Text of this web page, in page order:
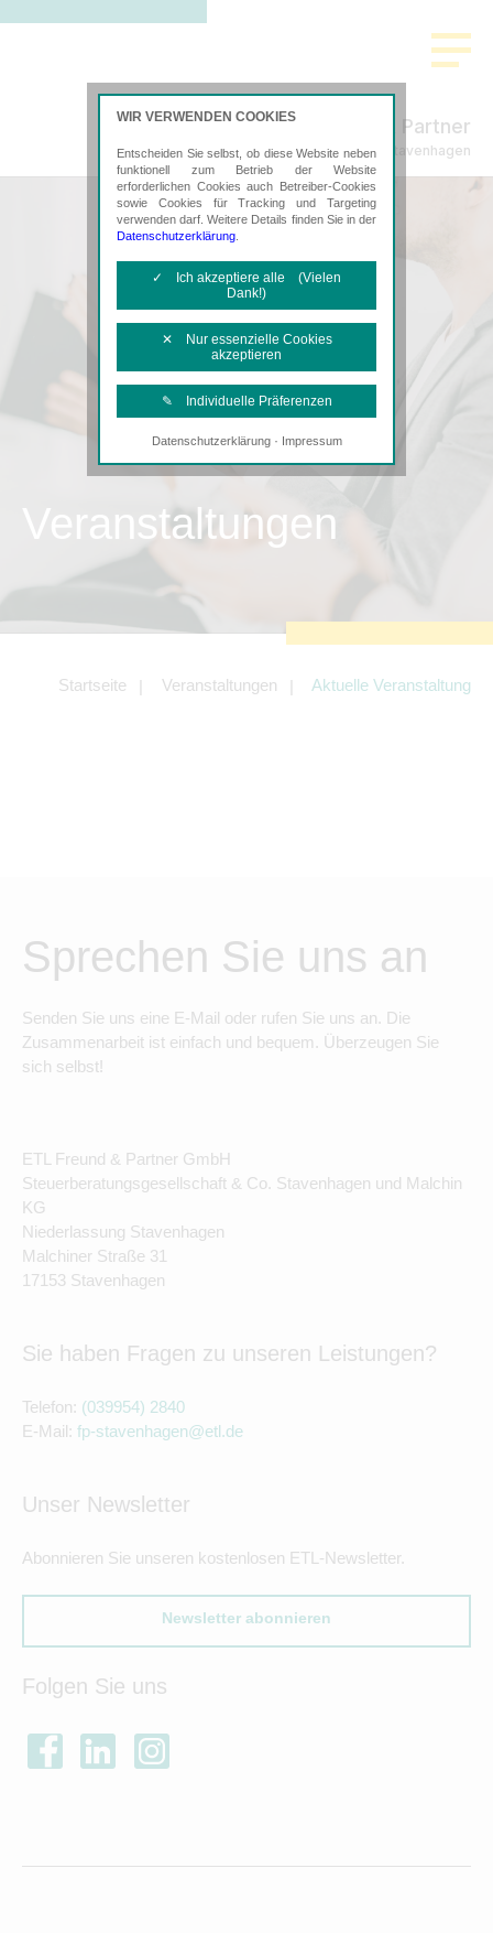
Freund & Partner
Steuerberatung in Stavenhagen
Veranstaltungen
Startseite Veranstaltungen Aktuelle Veranstaltung
Sprechen Sie uns an
Senden Sie uns eine E-Mail oder rufen Sie uns an. Die
Zusammenarbeit ist einfach und bequem. Überzeugen Sie
sich selbst!
ETL Freund & Partner GmbH
Steuerberatungsgesellschaft & Co. Stavenhagen und Malchin
KG
Niederlassung Stavenhagen
Malchiner Straße 31
17153 Stavenhagen
Sie haben Fragen zu unseren Leistungen?
Telefon: (039954) 2840
E-Mail: fp-stavenhagen@etl.de
Unser Newsletter
Abonnieren Sie unseren kostenlosen ETL-Newsletter.
Newsletter abonnieren
Folgen Sie uns
WIR VERWENDEN COOKIES
Entscheiden Sie selbst, ob diese Website neben
funktionell zum Betrieb der Website
erforderlichen Cookies auch Betreiber-Cookies
sowie Cookies für Tracking und Targeting
verwenden darf. Weitere Details finden Sie in der
Datenschutzerklärung
✓ Ich akzeptiere alle (Vielen
Dank!)
✕ Nur essenzielle Cookies
akzeptieren
✎ Individuelle Präferenzen
Notwendige Cookies
Diese Cookies sind erforderlich, um die
Tracking- und Targeting-Cookies
Angebotes einschließlich der
Angeboten von z.B. Facebook und
LinkedIn.
Datenschutzerklärung· Impressum